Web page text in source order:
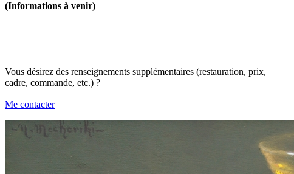
(Informations à venir)
Vous désirez des renseignements supplémentaires (restauration, prix,
cadre, commande, etc.) ?
Me contacter